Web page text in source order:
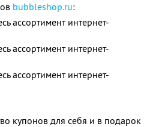
bubbleshop.ru:
ассортимент интернет-
ассортимент интернет-
ассортимент интернет-
купонов для себя и в подарок